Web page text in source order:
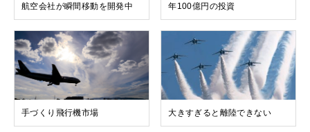
航空会社が瞬間移動を開発中 年100億円の投資
手づくり飛行機市場 大きすぎると離陸できない